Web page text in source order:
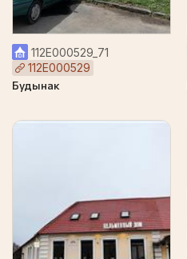
112Е000529_71
112Е000529
Будынак